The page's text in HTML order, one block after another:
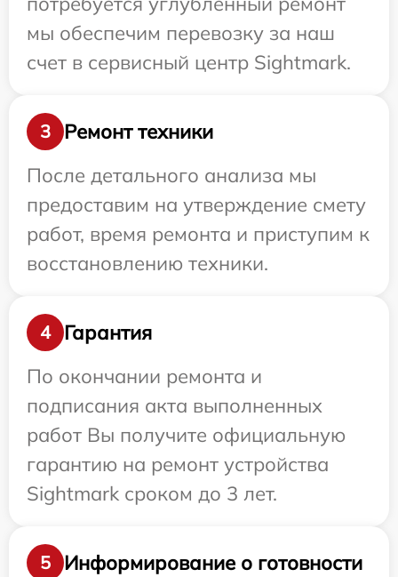
мы обеспечим перевозку за наш
счет в сервисный центр Sightmark.
3
Ремонт техники
После детального анализа мы
предоставим на утверждение смету
работ, время ремонта и приступим к
восстановлению техники.
4
Гарантия
По окончании ремонта и
подписания акта выполненных
работ Вы получите официальную
гарантию на ремонт устройства
Sightmark сроком до 3 лет.
5
Информирование о готовности